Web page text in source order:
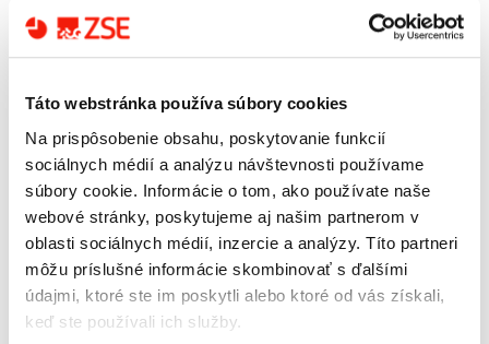
Táto webstránka používa súbory cookies
Na prispôsobenie obsahu, poskytovanie funkcií
sociálnych médií a analýzu návštevnosti používame
súbory cookie. Informácie o tom, ako používate naše
webové stránky, poskytujeme aj našim partnerom v
oblasti sociálnych médií, inzercie a analýzy. Títo partneri
môžu príslušné informácie skombinovať s ďalšími
údajmi, ktoré ste im poskytli alebo ktoré od vás získali,
keď ste používali ich služby.
služieb s dôrazom na energetickú efektívnosť budov. Jej hlavným
zameraním je oblasť tepelného hospodárstva budov. V rámci tejto
energetickej služby (GES) a podpornej energetickej služby. V rámci
týchto služieb rozvíja EKOTERM koncept komplexnej obnovy budov s
integráciou viacerých technológií na báze design&build, vrátane
poradenstva a návrhu možností financovania.
EKOTERM je od roku 2020 súčasťou Skupiny ZSE, ktorá má v
spoločnosti od roku 2024 100 % vlastnícky podiel.
www.ekoterm.biz